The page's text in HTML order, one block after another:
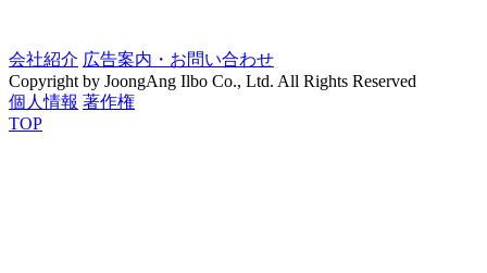
会社紹介 広告案内・お問い合わせ
Copyright by JoongAng Ilbo Co., Ltd. All Rights Reserved
個人情報 著作権
TOP